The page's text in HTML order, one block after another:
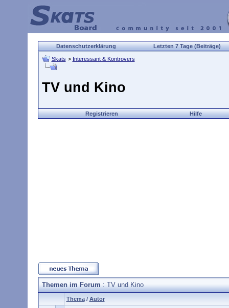
Datenschutzerklärung Letzten 7 Tage (Beiträge)
Skats > Interessant & Kontrovers
TV und Kino
Registrieren Hilfe
Themen im Forum: TV und Kino
Thema/ Autor